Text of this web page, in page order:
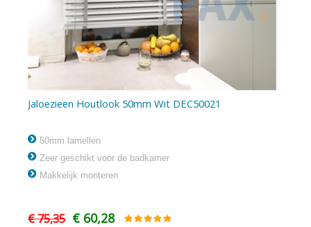
Jaloezieen Houtlook 50mm Wit DEC50021
50mm lamellen
Zeer geschikt voor de badkamer
Makkelijk monteren
€ 75,35 € 60,28